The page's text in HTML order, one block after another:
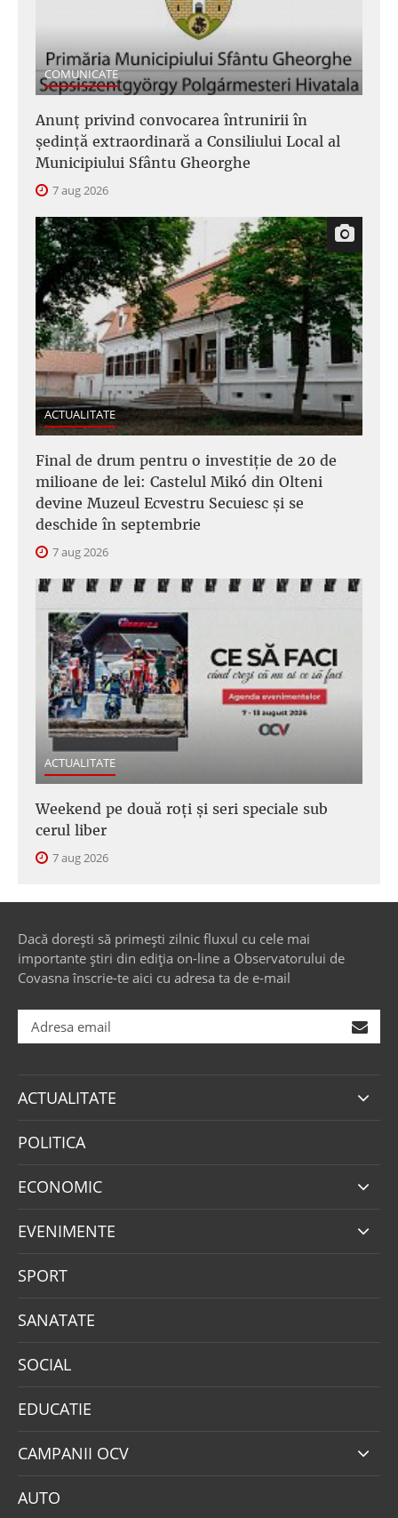
COMUNICATE
Anunţ privind convocarea întrunirii în
şedinţă extraordinară a Consiliului Local al
Municipiului Sfântu Gheorghe
7 aug 2026
ACTUALITATE
Final de drum pentru o investiție de 20 de
milioane de lei: Castelul Mikó din Olteni
devine Muzeul Ecvestru Secuiesc și se
deschide în septembrie
7 aug 2026
ACTUALITATE
Weekend pe două roți și seri speciale sub
cerul liber
7 aug 2026
Dacă dorești să primești zilnic fluxul cu cele mai
importante știri din ediția on-line a Observatorului de
Covasna înscrie-te aici cu adresa ta de e-mail
ACTUALITATE
POLITICA
ECONOMIC
EVENIMENTE
SPORT
SANATATE
SOCIAL
EDUCATIE
CAMPANII OCV
AUTO